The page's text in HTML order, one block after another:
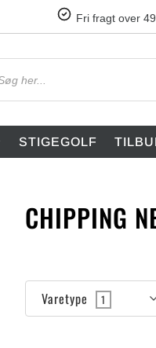
Fri fragt over
STIGEGOLF
CHIPPING
Varetype 1